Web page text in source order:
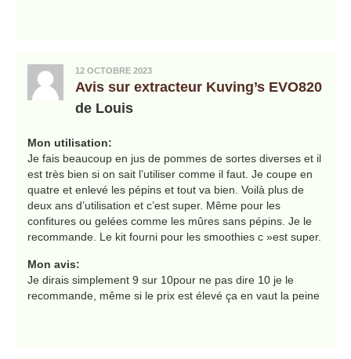
12 OCTOBRE 2023
Avis sur extracteur Kuving’s EVO820
de Louis
Mon utilisation:
Je fais beaucoup en jus de pommes de sortes diverses et il
est très bien si on sait l’utiliser comme il faut. Je coupe en
quatre et enlevé les pépins et tout va bien. Voilà plus de
deux ans d’utilisation et c’est super. Même pour les
confitures ou gelées comme les mûres sans pépins. Je le
recommande. Le kit fourni pour les smoothies c »est super.
Mon avis:
Je dirais simplement 9 sur 10pour ne pas dire 10 je le
recommande, même si le prix est élevé ça en vaut la peine